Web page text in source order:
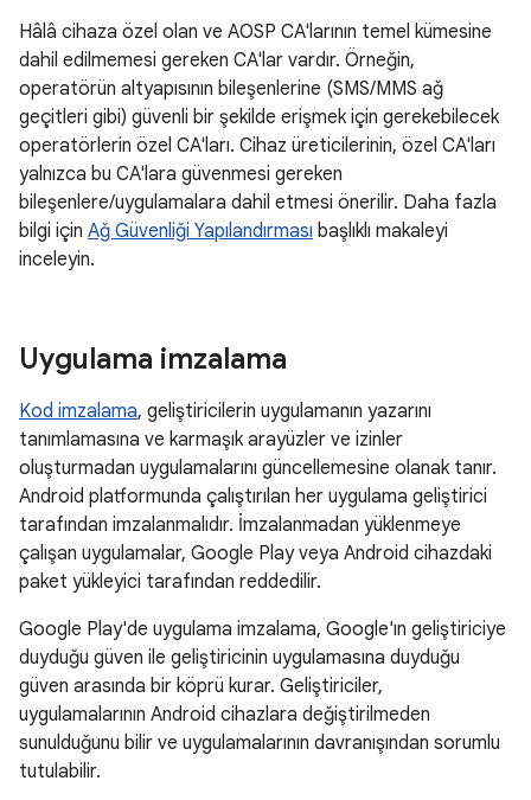
Hâlâ cihaza özel olan ve AOSP CA'larının temel kümesine
dahil edilmemesi gereken CA'lar vardır. Örneğin,
operatörün altyapısının bileşenlerine (SMS/MMS ağ
geçitleri gibi) güvenli bir şekilde erişmek için gerekebilecek
operatörlerin özel CA'ları. Cihaz üreticilerinin, özel CA'ları
yalnızca bu CA'lara güvenmesi gereken
bileşenlere/uygulamalara dahil etmesi önerilir. Daha fazla
bilgi için Ağ Güvenliği Yapılandırması başlıklı makaleyi
inceleyin.
Uygulama imzalama
Kod imzalama, geliştiricilerin uygulamanın yazarını
tanımlamasına ve karmaşık arayüzler ve izinler
oluşturmadan uygulamalarını güncellemesine olanak tanır.
Android platformunda çalıştırılan her uygulama geliştirici
tarafından imzalanmalıdır. İmzalanmadan yüklenmeye
çalışan uygulamalar, Google Play veya Android cihazdaki
paket yükleyici tarafından reddedilir.
Google Play'de uygulama imzalama, Google'ın geliştiriciye
duyduğu güven ile geliştiricinin uygulamasına duyduğu
güven arasında bir köprü kurar. Geliştiriciler,
uygulamalarının Android cihazlara değiştirilmeden
sunulduğunu bilir ve uygulamalarının davranışından sorumlu
tutulabilir.